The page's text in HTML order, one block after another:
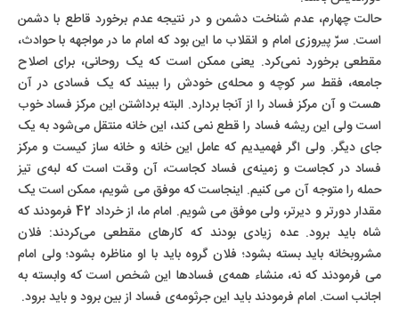
حالت چهارم، عدم شناخت دشمن و در نتیجه عدم برخورد قاطع با دشمن
است. سرّ پیروزی امام و انقلاب ما این بود که امام ما در مواجهه با حوادث،
مقطعی برخورد نمی‌کرد. یعنی ممکن است که یک روحانی، برای اصلاح
جامعه، فقط سر کوچه و محله‌ی خودش را ببیند که یک فسادی در آن
هست و آن مرکز فساد را از آنجا بردارد. البته برداشتن این مرکز فساد خوب
است ولی این ریشه فساد را قطع نمی کند، این خانه منتقل می‌شود به یک
جای دیگر. ولی اگر فهمیدیم که عامل این خانه و خانه ساز کیست و مرکز
فساد در کجاست و زمینه‌ی فساد کجاست، آن وقت است که لبه‌ی تیز
حمله را متوجه آن می کنیم. اینجاست که موفق می شویم، ممکن است یک
مقدار دورتر و دیرتر، ولی موفق می شویم. امام ما، از خرداد 42 فرمودند که
شاه باید برود. عده زیادی بودند که کارهای مقطعی می‌کردند: فلان
مشروبخانه باید بسته بشود؛ فلان گروه باید با او مناظره بشود؛ ولی امام
می فرمودند که نه، منشاء همه‌ی فسادها این شخص است که وابسته به
اجانب است. امام فرمودند باید این جرثومه‌ی فساد از بین برود و باید برود.